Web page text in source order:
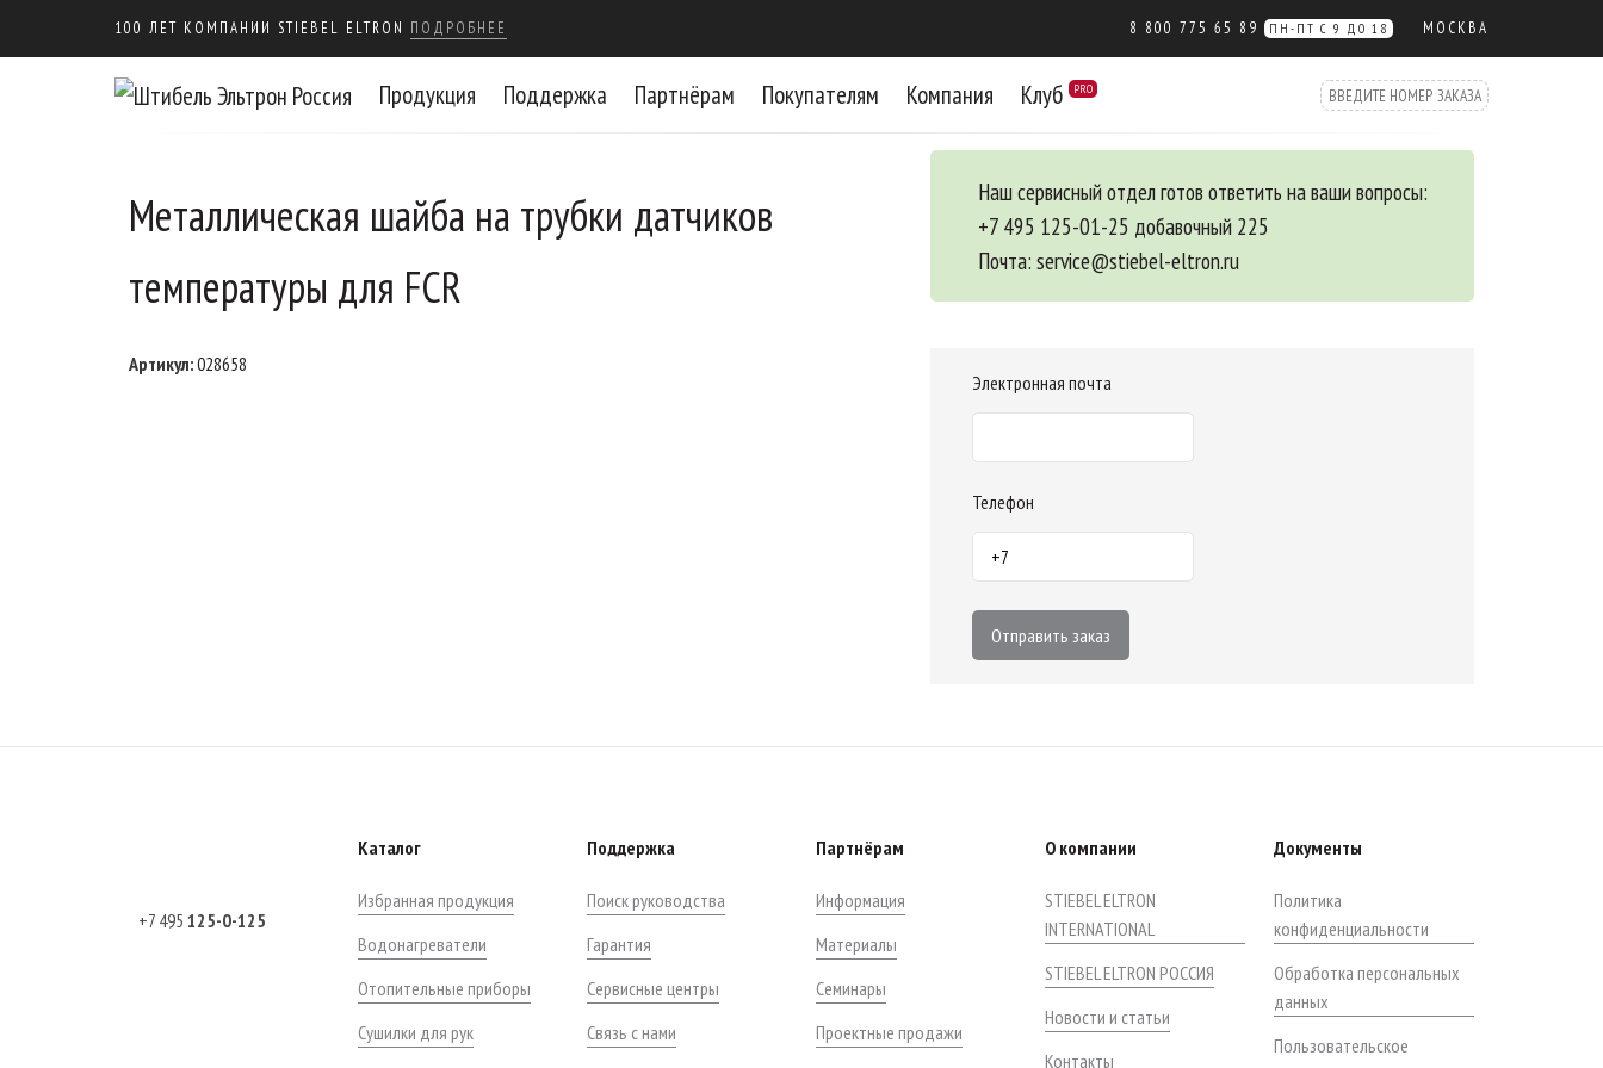
100 ЛЕТ КОМПАНИИ STIEBEL ELTRON ПОДРОБНЕЕ 8 800 775 65 89 ПН-ПТ С 9 ДО 18 МОСКВА
Продукция Поддержка Партнёрам Покупателям Компания Клуб PRO
Металлическая шайба на трубки датчиков
температуры для FCR
Артикул:028658
Наш сервисный отдел готов ответить на ваши вопросы:
+7 495 125-01-25 добавочный 225
Почта: service@stiebel-eltron.ru
Электронная почта
Телефон
Отправить заказ
+7 495 125-0-125
Каталог
Избранная продукция
Водонагреватели
Отопительные приборы
Сушилки для рук
Поддержка
Поиск руководства
Гарантия
Сервисные центры
Связь с нами
Партнёрам
Информация
Материалы
Семинары
Проектные продажи
О компании
STIEBEL ELTRON
INTERNATIONAL
STIEBEL ELTRON РОССИЯ
Новости и статьи
Контакты
Документы
Политика
конфиденциальности
Обработка персональных
данных
Пользовательское